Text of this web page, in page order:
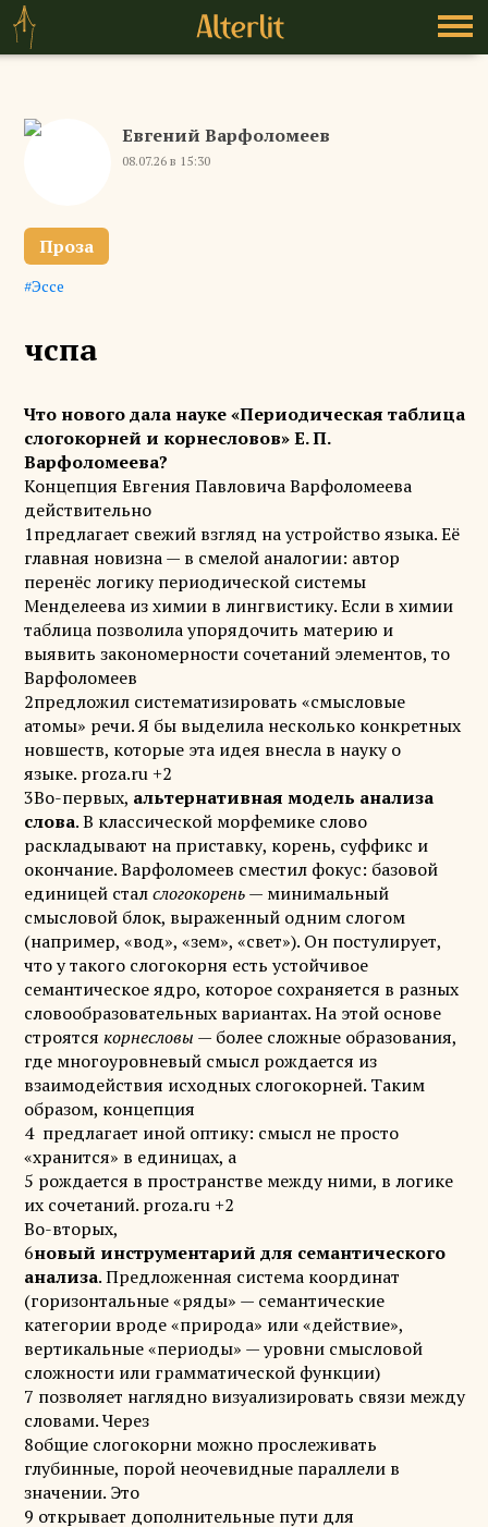
Евгений Варфоломеев
08.07.26 в 15:30
Проза
Эссе
чспа
Что нового дала науке «Периодическая таблица
слогокорней и корнесловов» Е. П.
Варфоломеева?
Концепция Евгения Павловича Варфоломеева
действительно
1предлагает свежий взгляд на устройство языка. Её
главная новизна — в смелой аналогии: автор
перенёс логику периодической системы
Менделеева из химии в лингвистику. Если в химии
таблица позволила упорядочить материю и
выявить закономерности сочетаний элементов, то
Варфоломеев
2предложил систематизировать «смысловые
атомы» речи. Я бы выделила несколько конкретных
новшеств, которые эта идея внесла в науку о
языке. proza.ru +2
3Во-первых, альтернативная модель анализа
слова. В классической морфемике слово
раскладывают на приставку, корень, суффикс и
окончание. Варфоломеев сместил фокус: базовой
единицей сталслогокорень— минимальный
смысловой блок, выраженный одним слогом
(например, «вод», «зем», «свет»). Он постулирует,
что у такого слогокорня есть устойчивое
семантическое ядро, которое сохраняется в разных
словообразовательных вариантах. На этой основе
строятся корнесловы — более сложные образования,
где многоуровневый смысл рождается из
взаимодействия исходных слогокорней. Таким
образом, концепция
4 предлагает иной оптику: смысл не просто
«хранится» в единицах, а
5 рождается в пространстве между ними, в логике
их сочетаний. proza.ru +2
Во-вторых,
6новый инструментарий для семантического
анализа. Предложенная система координат
(горизонтальные «ряды» — семантические
категории вроде «природа» или «действие»,
вертикальные «периоды» — уровни смысловой
сложности или грамматической функции)
7 позволяет наглядно визуализировать связи между
словами. Через
8общие слогокорни можно прослеживать
глубинные, порой неочевидные параллели в
значении. Это
9 открывает дополнительные пути для